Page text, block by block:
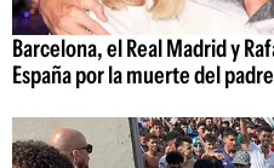
Barcelona, el Real Madrid y
España por la muerte del